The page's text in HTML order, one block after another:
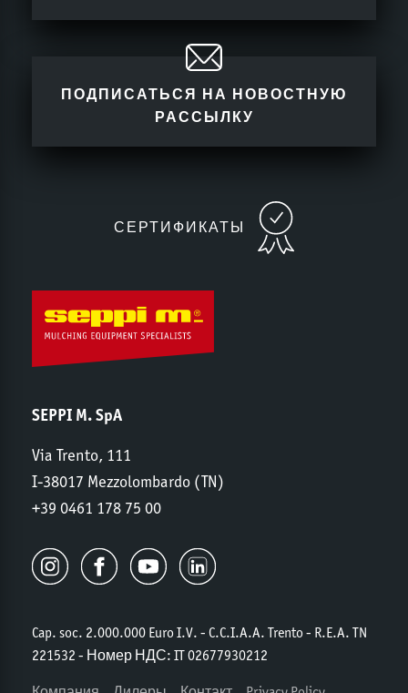
ПОДПИСАТЬСЯ НА НОВОСТНУЮ
РАССЫЛКУ
СЕРТИФИКАТЫ
SEPPI M. SpA
Via Trento, 111
I-38017 Mezzolombardo (TN)
+39 0461 178 75 00
Cap. soc. 2.000.000 Euro I.V. - C.C.I.A.A. Trento - R.E.A. TN
221532 - Номер НДС: IT 02677930212